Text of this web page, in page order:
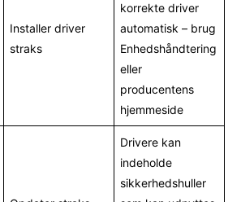
Installer driver
straks
korrekte driver
automatisk – brug
Enhedshåndtering
eller
producentens
hjemmeside
Drivere kan
indeholde
sikkerhedshuller